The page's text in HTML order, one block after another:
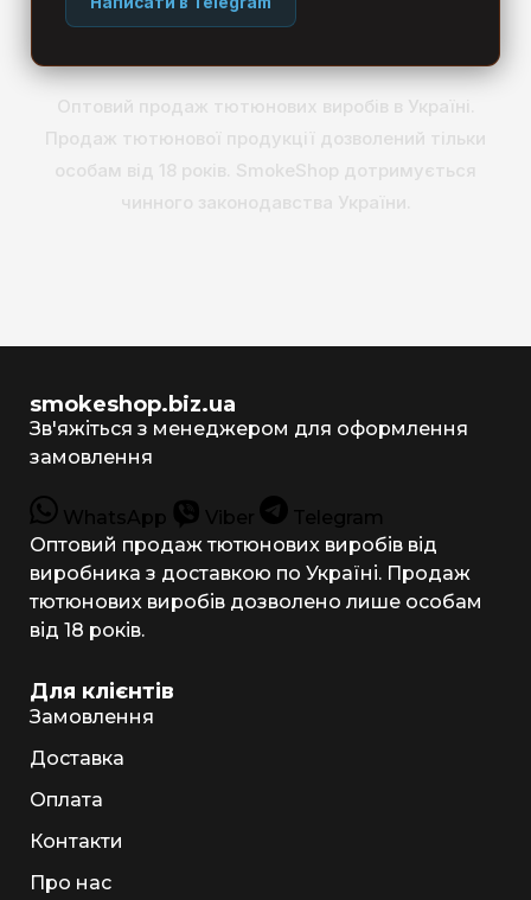
Оптовий продаж тютюнових виробів в Україні.
Продаж тютюнової продукції дозволений тільки
особам від 18 років. SmokeShop дотримується
чинного законодавства України.
smokeshop.biz.ua
Зв'яжіться з менеджером для оформлення
замовлення
WhatsApp Viber
Telegram
Оптовий продаж тютюнових виробів від
виробника з доставкою по Україні. Продаж
тютюнових виробів дозволено лише особам
від 18 років.
Для клієнтів
Замовлення
Доставка
Оплата
Контакти
Про нас